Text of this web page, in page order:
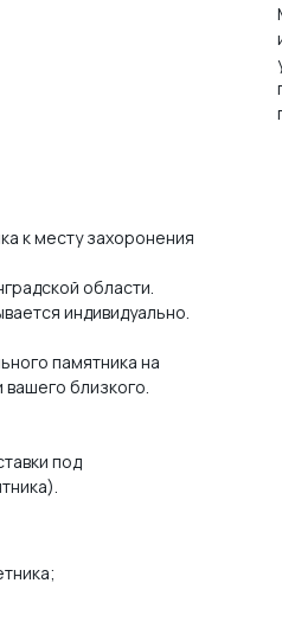
к месту захоронения
области.
индивидуально.
памятника на
близкого.
под